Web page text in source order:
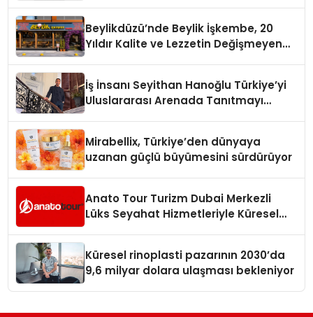
Beylikdüzü’nde Beylik İşkembe, 20
Yıldır Kalite ve Lezzetin Değişmeyen
İş İnsanı Seyithan Hanoğlu Türkiye’yi
Uluslararası Arenada Tanıtmayı
Mirabellix, Türkiye’den dünyaya
uzanan güçlü büyümesini sürdürüyor
Anato Tour Turizm Dubai Merkezli
Lüks Seyahat Hizmetleriyle Küresel
Küresel rinoplasti pazarının 2030’da
9,6 milyar dolara ulaşması bekleniyor